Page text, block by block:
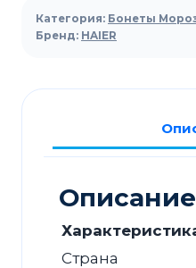
бонета
HAIER
Категория: Бонеты
Бренд: HAIER
Описание
Страна